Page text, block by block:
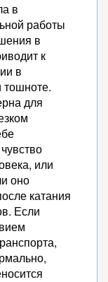
в
работы
в
к
в
тошноте.
для
или
оно
катания
Если